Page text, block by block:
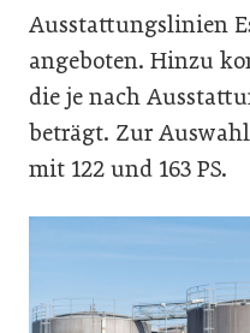
Ausstattungslinien
angeboten. Hinzu
die je nach
beträgt. Zur
mit 122 und 163 PS.